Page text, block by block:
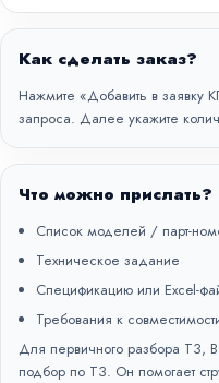
Как сделать заказ?
Нажмите «Добавить в заявку
запроса. Далее укажите
Что можно прислать?
Список моделей / парт-
Техническое задание
Спецификацию или Excel-
Требования к
Для первичного разбора ТЗ,
подбор по ТЗ. Он помогает